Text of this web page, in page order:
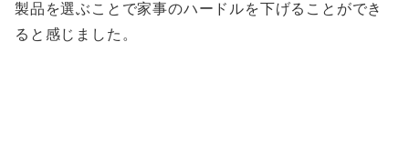
製品を選ぶことで家事のハードルを下げることができ
ると感じました。